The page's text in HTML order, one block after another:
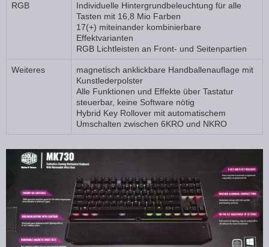
RGB
Individuelle Hintergrundbeleuchtung für alle
Tasten mit 16,8 Mio Farben
17(+) miteinander kombinierbare
Effektvarianten
RGB Lichtleisten an Front- und Seitenpartien
Weiteres
magnetisch anklickbare Handballenauflage mit
Kunstlederpolster
Alle Funktionen und Effekte über Tastatur
steuerbar, keine Software nötig
Hybrid Key Rollover mit automatischem
Umschalten zwischen 6KRO und NKRO